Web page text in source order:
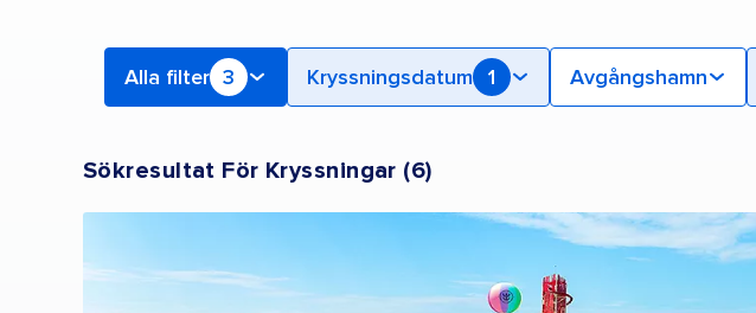
Alla filter 3 Kryssningsdatum 1 Avgångshamn
Sökresultat För Kryssningar (6)